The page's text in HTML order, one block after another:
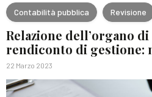
Contabilità pubblica Revisione
Relazione dell’organo
rendiconto di gestione:
22 Marzo 2023